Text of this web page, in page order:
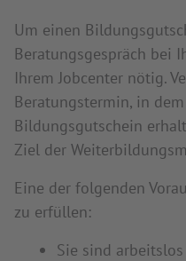
Um einen
Beratungsgespräch bei
Ihrem Jobcenter nötig.
Beratungstermin, in
Bildungsgutschein
Ziel der
Eine der folgenden
zu erfüllen:
Sie sind